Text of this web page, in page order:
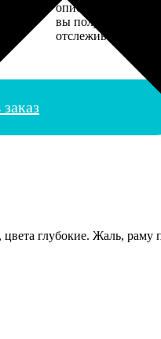
описанием заказа.
вы получите
отслеживания.
глубокие. Жаль, раму